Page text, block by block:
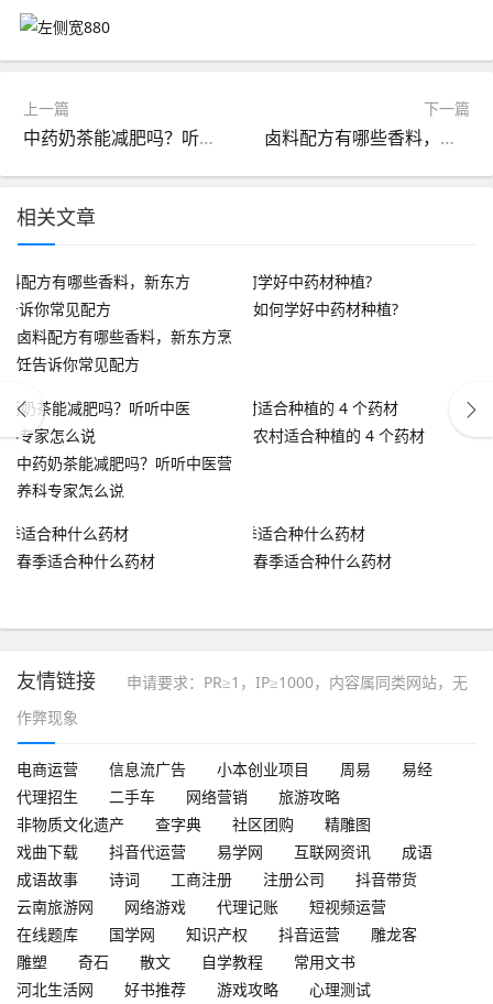
上一篇
中药奶茶能减肥吗？听听中医营养科专家怎么说
下一篇
卤料配方有哪些香料，新东方烹饪告诉你常见配方
相关文章
卤料配方有哪些香料，新东方烹
饪告诉你常见配方
如何学好中药材种植?
中药奶茶能减肥吗？听听中医营
养科专家怎么说
农村适合种植的 4 个药材
春季适合种什么药材 春季适合种什么药材
友情链接
申请要求：PR≥1，IP≥1000，内容属同类网站，无
作弊现象
电商运营 信息流广告 小本创业项目 周易
易经
代理招生
二手车 网络营销
旅游攻略
非物质文化遗产
查字典 社区团购
精雕图
戏曲下载
抖音代运营 易学网 互联网资讯
成语
成语故事
诗词 工商注册 注册公司
抖音带货
云南旅游网
网络游戏 代理记账
短视频运营
在线题库
国学网 知识产权 抖音运营
雕龙客
雕塑
奇石 散文 自学教程
常用文书
河北生活网
好书推荐 游戏攻略
心理测试